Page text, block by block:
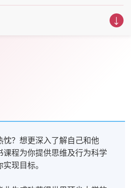
忱？想更深入了解自己和他
课程为你提供思维及行为科学
现目标。